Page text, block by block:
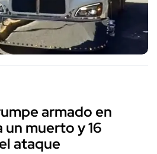
armado en
un muerto y 16
ataque